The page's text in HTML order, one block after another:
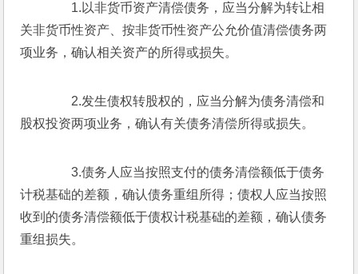
1.以非货币资产清偿债务，应当分解为转让相
关非货币性资产、按非货币性资产公允价值清偿债务两
项业务，确认相关资产的所得或损失。
2.发生债权转股权的，应当分解为债务清偿和
股权投资两项业务，确认有关债务清偿所得或损失。
3.债务人应当按照支付的债务清偿额低于债务
计税基础的差额，确认债务重组所得；债权人应当按照
收到的债务清偿额低于债权计税基础的差额，确认债务
重组损失。